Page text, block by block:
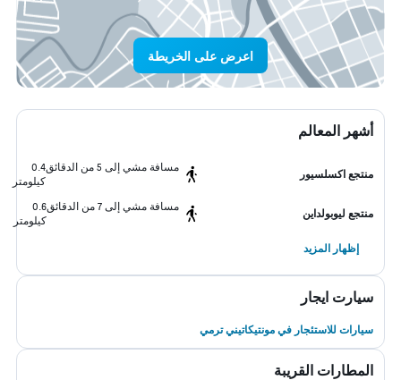
اعرض على الخريطة
أشهر المعالم
منتجع اكسلسيور
مسافة مشي إلى 5 من الدقائق
0.4
كيلومتر
منتجع ليوبولداين
مسافة مشي إلى 7 من الدقائق
0.6
كيلومتر
إظهار المزيد
سيارت ايجار
سيارات للاستئجار في مونتيكاتيني ترمي
المطارات القريبة